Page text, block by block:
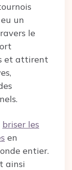
un
le
et attirent
briser les
en
entier.
ainsi